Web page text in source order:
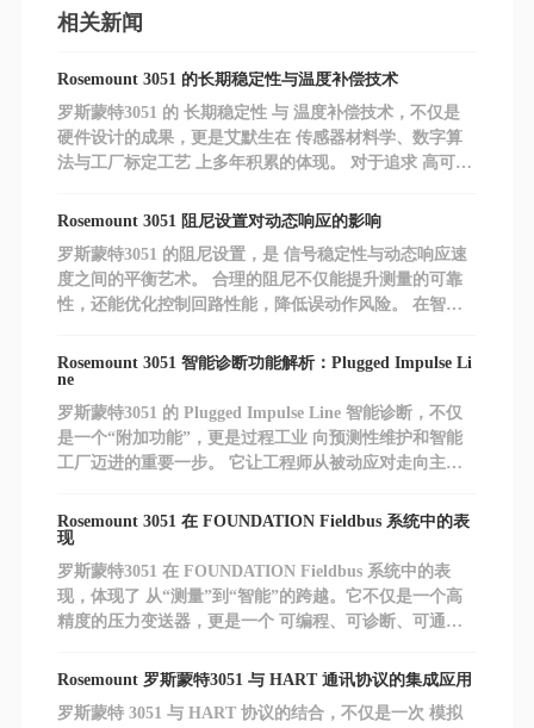
相关新闻
Rosemount 3051 的长期稳定性与温度补偿技术
罗斯蒙特3051 的 长期稳定性 与 温度补偿技术，不仅是
硬件设计的成果，更是艾默生在 传感器材料学、数字算
法与工厂标定工艺 上多年积累的体现。 对于追求 高可靠
器，更是一份长期的信赖。
Rosemount 3051 阻尼设置对动态响应的影响
罗斯蒙特3051 的阻尼设置，是 信号稳定性与动态响应速
度之间的平衡艺术。 合理的阻尼不仅能提升测量的可靠
性，还能优化控制回路性能，降低误动作风险。 在智能
制目标与诊断功能，动态优化阻尼参数，让 3051 发挥出
最佳性能。
Rosemount 3051 智能诊断功能解析：Plugged Impulse Li
ne
罗斯蒙特3051 的 Plugged Impulse Line 智能诊断，不仅
是一个“附加功能”，更是过程工业 向预测性维护和智能
工厂迈进的重要一步。 它让工程师从被动应对走向主动
Rosemount 3051 在 FOUNDATION Fieldbus 系统中的表
现
罗斯蒙特3051 在 FOUNDATION Fieldbus 系统中的表
现，体现了 从“测量”到“智能”的跨越。它不仅是一个高
精度的压力变送器，更是一个 可编程、可诊断、可通信
能力意味着更高的可靠性、更低的运维成本，以及更强的
Rosemount 罗斯蒙特3051 与 HART 通讯协议的集成应用
罗斯蒙特 3051 与 HART 协议的结合，不仅是一次 模拟